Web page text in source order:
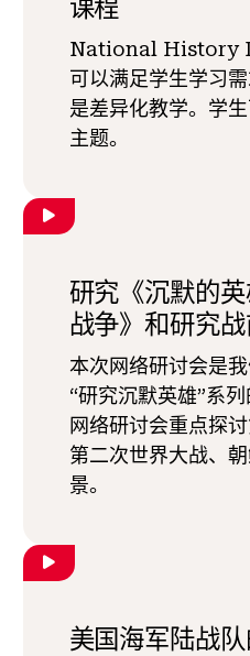
课程
National History
可以满足学生学习
是差异化教学。学
主题。
研究《沉默的
战争》和研究
本次网络研讨会是
“研究沉默英雄”系
网络研讨会重点探讨
第二次世界大战、
景。
美国海军陆战